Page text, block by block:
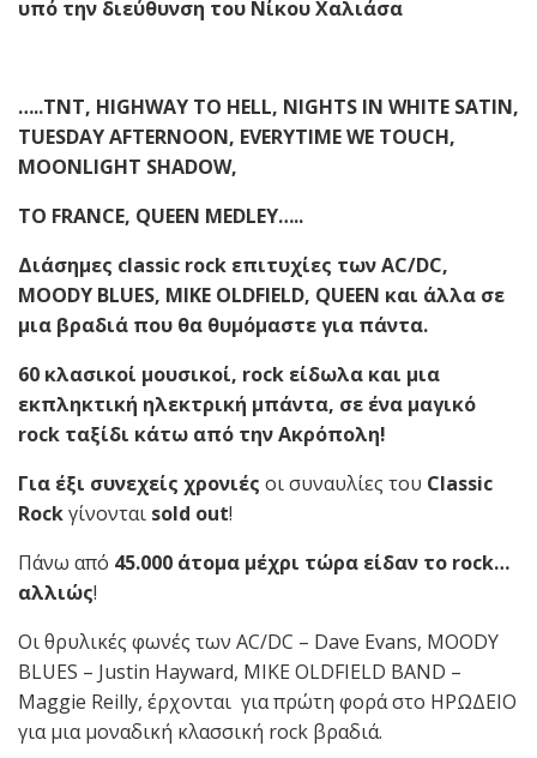
υπό την διεύθυνση του Νίκου Χαλιάσα
…..TNT, HIGHWAY TO HELL, NIGHTS IN WHITE SATIN,
TUESDAY AFTERNOON, EVERYTIME WE TOUCH,
MOONLIGHT SHADOW,
ΤΟ FRANCE, QUEEN MEDLEY…..
Διάσημες classic rock επιτυχίες των AC/DC,
MOODY BLUES, MIKE OLDFIELD, QUEEN και άλλα σε
μια βραδιά που θα θυμόμαστεγια πάντα.
60 κλασικοί μουσικοί, rock είδωλα και μια
εκπληκτική ηλεκτρική μπάντα, σε ένα μαγικό
rock ταξίδι κάτω από την Ακρόπολη!
Για έξι συνεχείς χρονιές οι συναυλίες του Classic
Rockγίνονται sold out!
Πάνω από 45.000 άτομα μέχρι τώρα είδαν το rock…
αλλιώς!
Οι θρυλικές φωνές των AC/DC – Dave Evans, MOODY
BLUES – Justin Hayward, MIKE OLDFIELD BAND –
Maggie Reilly, έρχονται για πρώτη φορά στο ΗΡΩΔΕΙΟ
για μια μοναδική κλασσική rock βραδιά.